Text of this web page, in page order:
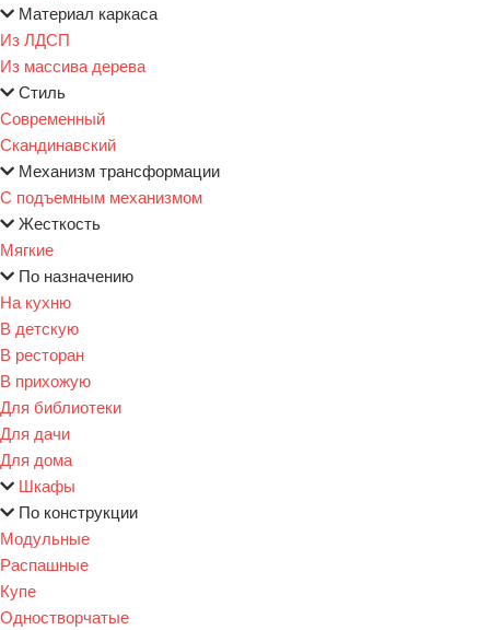
Материал каркаса
Из ЛДСП
Из массива дерева
Стиль
Современный
Скандинавский
Механизм трансформации
С подъемным механизмом
Жесткость
Мягкие
По назначению
На кухню
В детскую
В ресторан
В прихожую
Для библиотеки
Для дачи
Для дома
Шкафы
По конструкции
Модульные
Распашные
Купе
Одностворчатые